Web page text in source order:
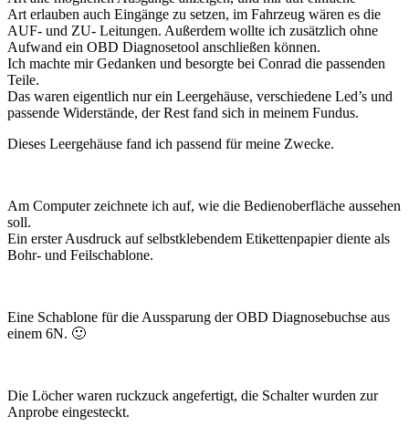
Art erlauben auch Eingänge zu setzen, im Fahrzeug wären es die
AUF- und ZU- Leitungen. Außerdem wollte ich zusätzlich ohne
Aufwand ein OBD Diagnosetool anschließen können.
Ich machte mir Gedanken und besorgte bei Conrad die passenden
Teile.
Das waren eigentlich nur ein Leergehäuse, verschiedene Led’s und
passende Widerstände, der Rest fand sich in meinem Fundus.
Dieses Leergehäuse fand ich passend für meine Zwecke.
Am Computer zeichnete ich auf, wie die Bedienoberfläche aussehen
soll.
Ein erster Ausdruck auf selbstklebendem Etikettenpapier diente als
Bohr- und Feilschablone.
Eine Schablone für die Aussparung der OBD Diagnosebuchse aus
einem 6N. 🙂
Die Löcher waren ruckzuck angefertigt, die Schalter wurden zur
Anprobe eingesteckt.